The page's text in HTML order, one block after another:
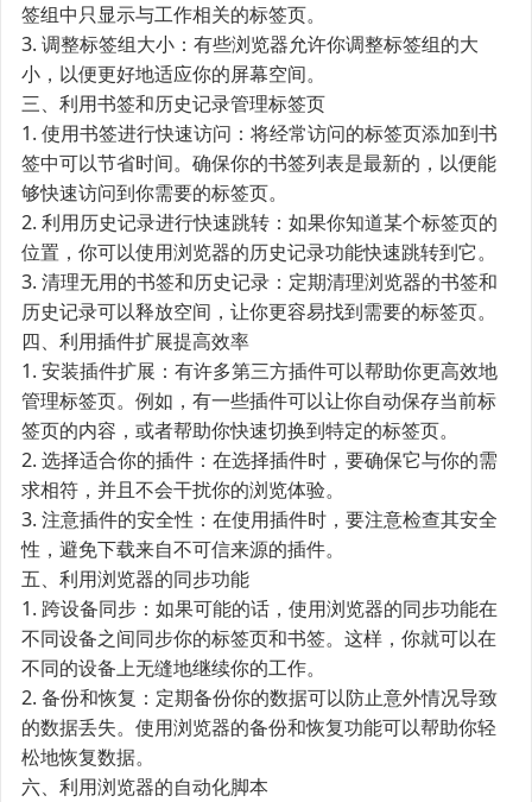
签组中只显示与工作相关的标签页。
3. 调整标签组大小：有些浏览器允许你调整标签组的大
小，以便更好地适应你的屏幕空间。
三、利用书签和历史记录管理标签页
1. 使用书签进行快速访问：将经常访问的标签页添加到书
签中可以节省时间。确保你的书签列表是最新的，以便能
够快速访问到你需要的标签页。
2. 利用历史记录进行快速跳转：如果你知道某个标签页的
位置，你可以使用浏览器的历史记录功能快速跳转到它。
3. 清理无用的书签和历史记录：定期清理浏览器的书签和
历史记录可以释放空间，让你更容易找到需要的标签页。
四、利用插件扩展提高效率
1. 安装插件扩展：有许多第三方插件可以帮助你更高效地
管理标签页。例如，有一些插件可以让你自动保存当前标
签页的内容，或者帮助你快速切换到特定的标签页。
2. 选择适合你的插件：在选择插件时，要确保它与你的需
求相符，并且不会干扰你的浏览体验。
3. 注意插件的安全性：在使用插件时，要注意检查其安全
性，避免下载来自不可信来源的插件。
五、利用浏览器的同步功能
1. 跨设备同步：如果可能的话，使用浏览器的同步功能在
不同设备之间同步你的标签页和书签。这样，你就可以在
不同的设备上无缝地继续你的工作。
2. 备份和恢复：定期备份你的数据可以防止意外情况导致
的数据丢失。使用浏览器的备份和恢复功能可以帮助你轻
松地恢复数据。
六、利用浏览器的自动化脚本